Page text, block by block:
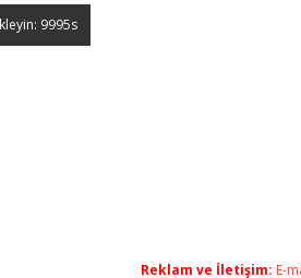
Reklam ve İletişim: E-